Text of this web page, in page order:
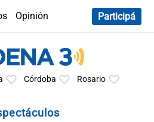
Opinión
Participá
Córdoba Rosario